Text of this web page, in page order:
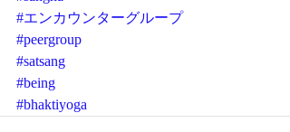
#エンカウンターグループ
#peergroup
#satsang
#being
#bhaktiyoga